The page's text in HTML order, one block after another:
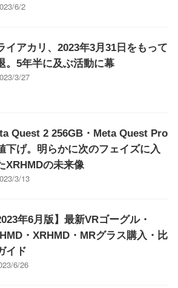
6/2
イアカリ、2023年3月31日をもって
。5年半に及ぶ活動に幕
3/27
Quest 2 256GB・Meta Quest Pro
下げ。明らかに次のフェイズに入
XRHMDの未来像
3/13
年6月版】最新VRゴーグル・
・XRHMD・MRグラス購入・比
イド
6/26